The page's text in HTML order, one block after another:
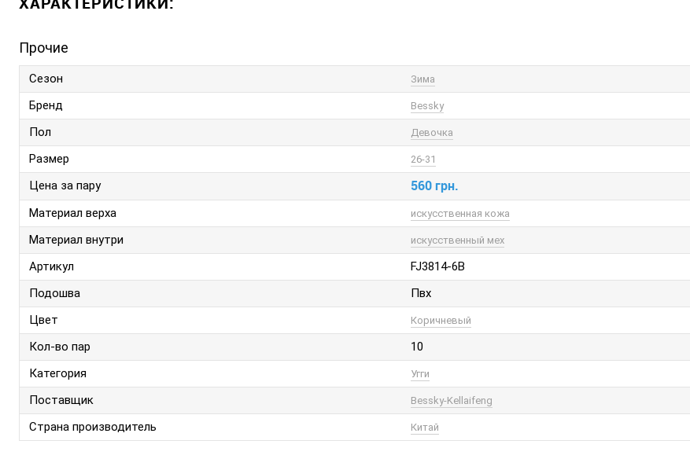
Прочие
Сезон Зима
Бренд Bessky
Пол Девочка
Размер 26-31
Цена за пару 560 грн.
Материал верха искусственная кожа
Материал внутри искусственный мех
Артикул
FJ3814-6B
Подошва
Пвх
Цвет
Коричневый
Кол-во пар
10
Категория
Угги
Поставщик Bessky-Kellaifeng
Страна производитель Китай